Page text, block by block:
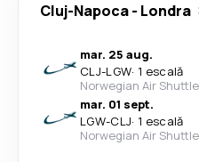
Cluj-Napoca- Londra
mar. 25 aug.
CLJ-LGW· 1 escală
Norwegian Air Shuttle
mar. 01 sept.
LGW-CLJ· 1 escală
Norwegian Air Shuttle